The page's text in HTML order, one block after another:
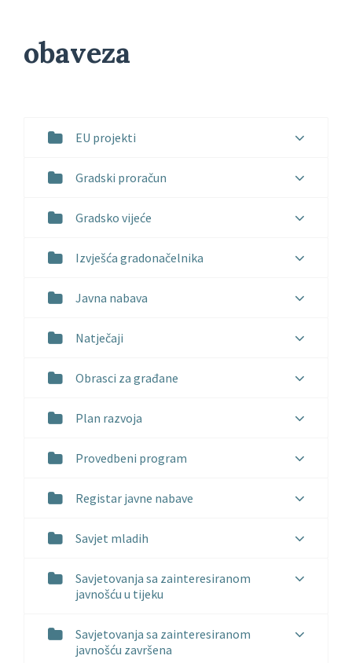
obaveza
EU projekti
Gradski proračun
Gradsko vijeće
Izvješća gradonačelnika
Javna nabava
Natječaji
Obrasci za građane
Plan razvoja
Provedbeni program
Registar javne nabave
Savjet mladih
Savjetovanja sa zainteresiranom
javnošću u tijeku
Savjetovanja sa zainteresiranom
javnošću završena